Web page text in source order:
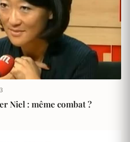
Niel : même combat ?